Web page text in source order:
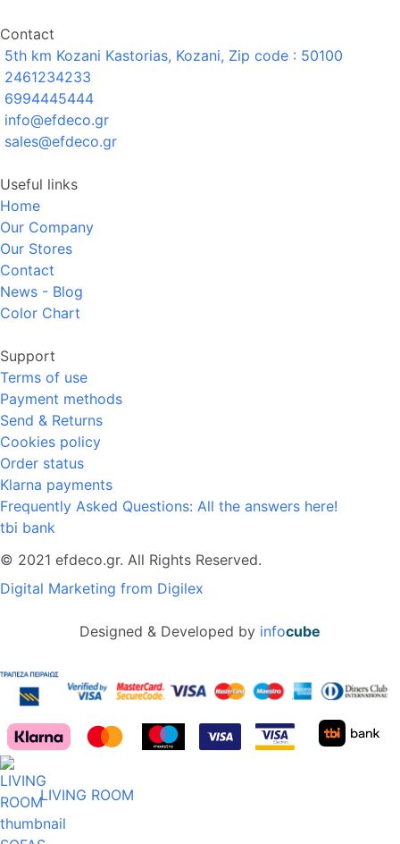
Contact
5th km Kozani Kastorias, Kozani, Zip code : 50100
2461234233
6994445444
info@efdeco.gr
sales@efdeco.gr
Useful links
Home
Our Company
Our Stores
Contact
News - Blog
Color Chart
Support
Terms of use
Payment methods
Send & Returns
Cookies policy
Order status
Klarna payments
Frequently Asked Questions: All the answers here!
tbi bank
© 2021 efdeco.gr. All Rights Reserved.
Digital Marketing from Digilex
Designed & Developed by infocube
LIVING ROOM